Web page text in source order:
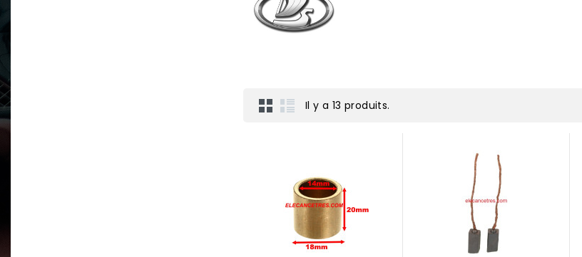
Il y a 13 produits.